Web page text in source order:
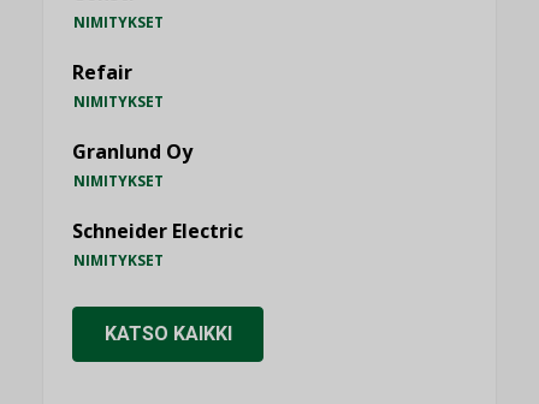
NIMITYKSET
Refair
NIMITYKSET
Granlund Oy
NIMITYKSET
Schneider Electric
NIMITYKSET
KATSO KAIKKI